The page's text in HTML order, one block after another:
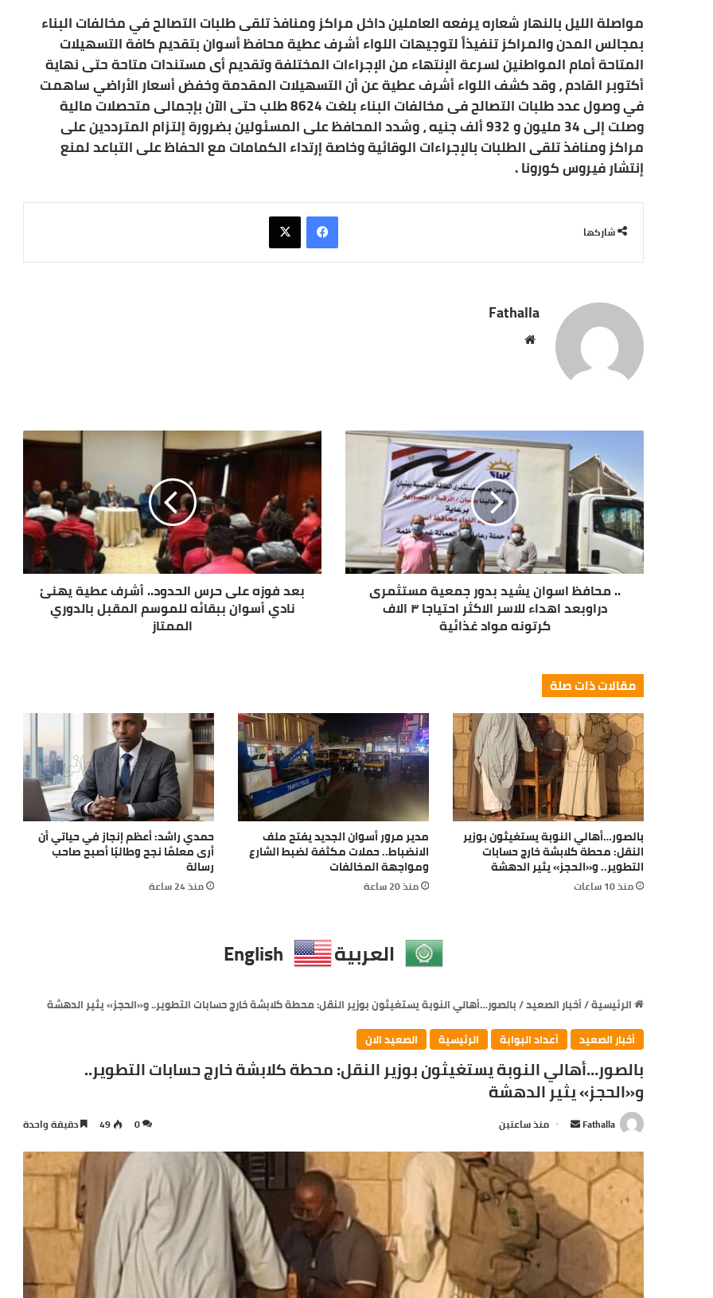
مواصلة الليل بالنهار شعاره يرفعه العاملين داخل مراكز ومنافذ تلقى طلبات التصالح في مخالفات البناء
بمجالس المدن والمراكز تنفيذاً لتوجيهات اللواء أشرف عطية محافظ أسوان بتقديم كافة التسهيلات
المتاحة أمام المواطنين لسرعة الإنتهاء من الإجراءات المختلفة وتقديم أى مستندات متاحة حتى نهاية
أكتوبر القادم ، وقد كشف اللواء أشرف عطية عن أن التسهيلات المقدمة وخفض أسعار الأراضي ساهمت
في وصول عدد طلبات التصالح فى مخالفات البناء بلغت 8624 طلب حتى الآن بإجمالى متحصلات مالية
وصلت إلى 34 مليون و 932 ألف جنيه ، وشدد المحافظ على المسئولين بضرورة إلتزام المترددين على
مراكز ومنافذ تلقى الطلبات بالإجراءات الوقائية وخاصة إرتداء الكمامات مع الحفاظ على التباعد لمنع
إنتشار فيروس كورونا .
شاركها
فيسبوك
X
Fathalla
.. محافظ اسوان يشيد بدور جمعية مستثمرى
دراوبعد اهداء للاسر الاكثر احتياجا ٣ الاف
كرتونه مواد غذائية
بعد فوزه على حرس الحدود.. أشرف عطية يهنئ
نادي أسوان ببقائه للموسم المقبل بالدوري
الممتاز
مقالات ذات صلة
بالصور…أهالي النوبة يستغيثون بوزير
النقل: محطة كلابشة خارج حسابات
التطوير.. و«الحجز» يثير الدهشة
منذ 10 ساعات
مدير مرور أسوان الجديد يفتح ملف
الانضباط.. حملات مكثفة لضبط الشارع
ومواجهة المخالفات
منذ 20 ساعة
حمدي راشد: أعظم إنجاز في حياتي أن
أرى معلمًا نجح وطالبًا أصبح صاحب
رسالة
منذ 24 ساعة